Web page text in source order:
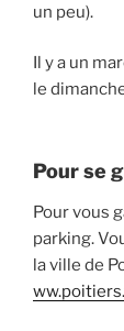
un peu).
Il y a un
le
Pour se
Pour vous
parking.
la ville de